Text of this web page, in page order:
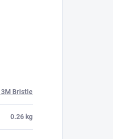
3M Bristle
0.26 kg